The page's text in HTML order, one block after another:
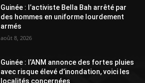
Guinée : l’activiste Bella Bah arrêté par
des hommes en uniforme lourdement
armés
août 8, 2026
Guinée : l’ANM annonce des fortes pluies
avec risque élevé d’inondation, voici les
localités concernées